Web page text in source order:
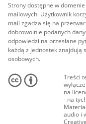
Strony dostępne w
mailowych. Użytkownik
mail zgadza się na
dobrowolnie podanych
odpowiedzi na przesłane
każdą z jednostek znajdują
osobowych.
Treści
na
- na
audio i